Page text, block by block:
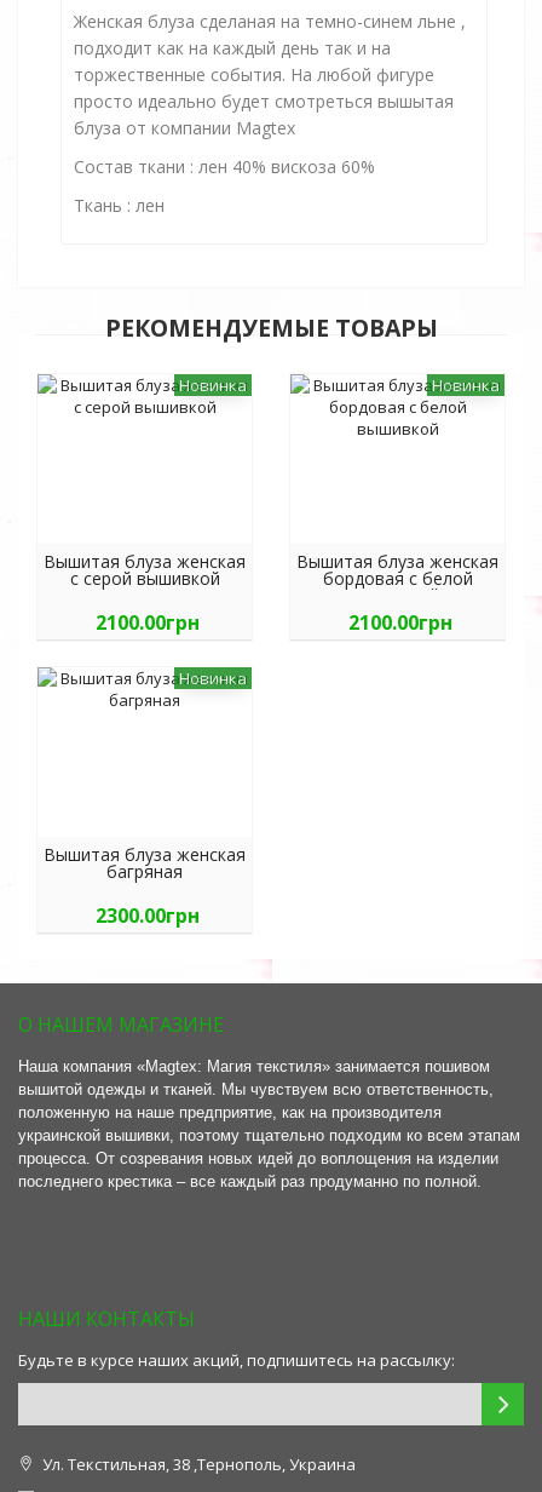
Женская блуза сделаная на темно-синем льне ,
подходит как на каждый день так и на
торжественные события. На любой фигуре
просто идеально будет смотреться вышытая
блуза от компании Magtex
Состав ткани : лен 40% вискоза 60%
Ткань : лен
РЕКОМЕНДУЕМЫЕ ТОВАРЫ
Новинка
Вышитая блуза женская
с серой вышивкой
2100.00грн
Новинка
Вышитая блуза женская
бордовая с белой
вышивкой
2100.00грн
Новинка
Вышитая блуза женская
багряная
2300.00грн
О НАШЕМ МАГАЗИНЕ
Наша компания «Magtex: Магия текстиля» занимается пошивом
вышитой одежды и тканей. Мы чувствуем всю ответственность,
положенную на наше предприятие, как на производителя
украинской вышивки, поэтому тщательно подходим ко всем этапам
процесса. От созревания новых идей до воплощения на изделии
последнего крестика – все каждый раз продуманно по полной.
НАШИ КОНТАКТЫ
Будьте в курсе наших акций, подпишитесь на рассылку:
Ул. Текстильная, 38 ,Тернополь, Украина